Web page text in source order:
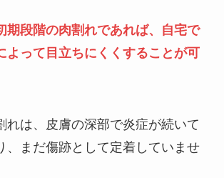
期段階の肉割れであれば、自宅で
よって目立ちにくくすることが可
れは、皮膚の深部で炎症が続いて
、まだ傷跡として定着していませ